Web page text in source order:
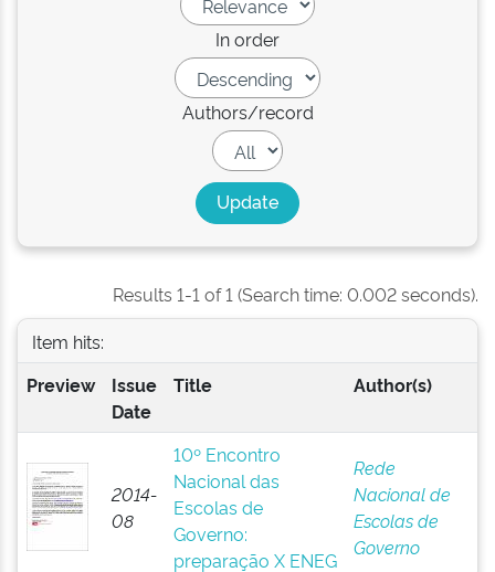
In order
Authors/record
Results 1-1 of 1 (Search time: 0.002 seconds).
Item hits:
Preview
Issue
Date
Title Author(s)
2014-
08
10º Encontro
Nacional das
Escolas de
Governo:
preparação X ENEG
Rede
Nacional de
Escolas de
Governo